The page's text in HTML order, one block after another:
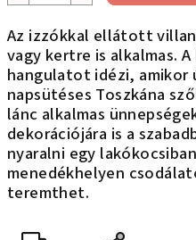
Az izzókkal ellátott
vagy kertre is alkalmas.
hangulatot idézi, amikor
napsütéses Toszkána
lánc alkalmas
dekorációjára is a
nyaralni egy
menedékhelyen
teremthet.